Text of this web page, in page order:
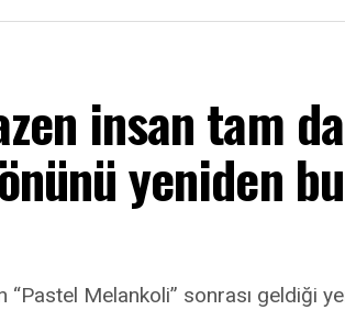
insan tam
yeniden
“Pastel Melankoli” sonrası geldiği